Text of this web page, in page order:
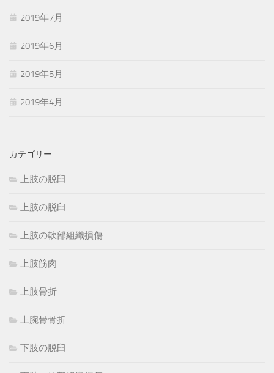
2019年7月
2019年6月
2019年5月
2019年4月
カテゴリー
上肢の脱臼
上肢の脱臼
上肢の軟部組織損傷
上肢筋肉
上肢骨折
上腕骨骨折
下肢の脱臼